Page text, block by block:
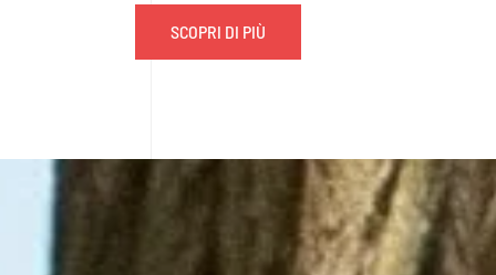
SCOPRI DI PIÙ